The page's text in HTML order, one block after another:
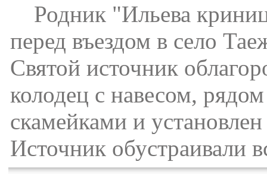
Родник "Ильева
перед въездом в село
Святой источник
колодец с навесом,
скамейками и
Источник обустраивали